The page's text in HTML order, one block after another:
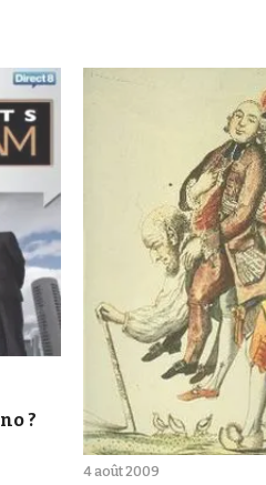
?
4 août 2009